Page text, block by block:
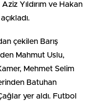
Yıldırım ve Hakan
çekilen Barış
Mahmut Uslu,
Mehmet Selim
Batuhan
yer aldı. Futbol